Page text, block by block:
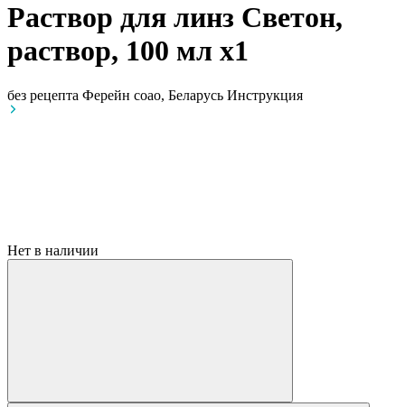
Раствор для линз Светон,
раствор, 100 мл x1
без рецепта Ферейн соао, Беларусь Инструкция
Нет в наличии